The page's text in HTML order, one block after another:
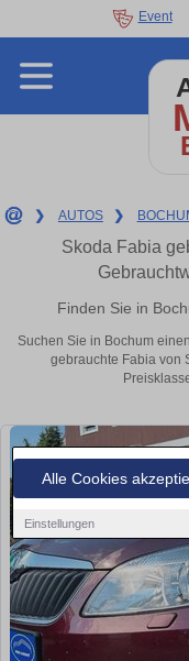
Alle Cookies
Einstellungen
Event
❯ AUTOS ❯
Skoda Fabia
Finden Sie in
Suchen Sie in Bochum
gebrauchte Fabia von